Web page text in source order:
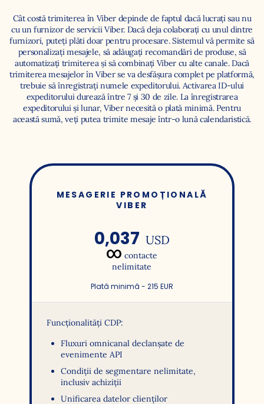
Cât costă trimiterea în Viber depinde de faptul dacă lucrați sau nu
cu un furnizor de servicii Viber. Dacă deja colaborați cu unul dintre
furnizori, puteți plăti doar pentru procesare. Sistemul vă permite să
personalizați mesajele, să adăugați recomandări de produse, să
automatizați trimiterea și să combinați Viber cu alte canale. Dacă
trimiterea mesajelor în Viber se va desfășura complet pe platformă,
trebuie să înregistrați numele expeditorului. Activarea ID-ului
expeditorului durează între 7 și 30 de zile. La înregistrarea
expeditorului și lunar, Viber necesită o plată minimă. Pentru
această sumă, veți putea trimite mesaje într-o lună calendaristică.
MESAGERIE PROMOȚIONALĂ
VIBER
0,037 USD
contacte
nelimitate
Plată minimă - 215 EUR
Funcționalități CDP:
Fluxuri omnicanal declanșate de
evenimente API
Condiții de segmentare nelimitate,
inclusiv achiziții
Unificarea datelor clienților